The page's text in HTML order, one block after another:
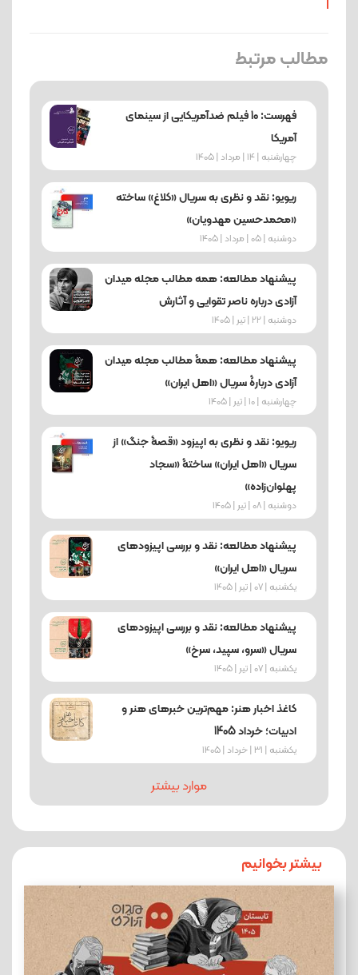
مطالب مرتبط
فهرست: 10 فیلم ضدآمریکایی از سینمای
آمریکا
چهارشنبه | 14 | مرداد | 1405
ریویو: نقد و نظری به سریال «کلاغ» ساخته
«محمدحسین مهدویان»
دوشنبه | 05 | مرداد | 1405
پیشنهاد مطالعه: همه مطالب مجله میدان
آزادی درباره ناصر تقوایی و آثارش
دوشنبه | 22 | تیر | 1405
پیشنهاد مطالعه: همۀ مطالب مجله میدان
آزادی دربارۀ سریال «اهل ایران»
چهارشنبه | 10 | تیر | 1405
ریویو: نقد و نظری به اپیزود «قصۀ جنگ» از
سریال «اهل ایران» ساختۀ «سجاد
پهلوان‌زاده»
دوشنبه | 08 | تیر | 1405
پیشنهاد مطالعه: نقد و بررسی اپیزودهای
سریال «اهل ایران»
یکشنبه | 07 | تیر | 1405
پیشنهاد مطالعه: نقد و بررسی اپیزودهای
سریال «سرو، سپید، سرخ»
یکشنبه | 07 | تیر | 1405
کاغذ اخبار هنر: مهم‌ترین خبرهای هنر و
ادبیات؛ خرداد 1405
یکشنبه | 31 | خرداد | 1405
موارد بیشتر
بیشتر بخوانیم